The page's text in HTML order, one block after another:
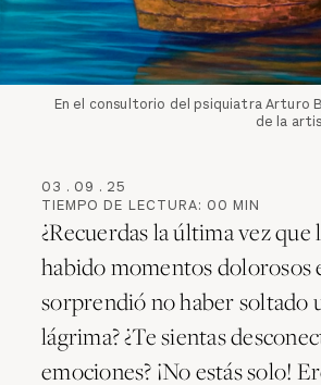
En el consultorio del psiquiatra Arturo
de la
03 . 09 . 25
TIEMPO DE LECTURA: 00 MIN
¿Recuerdas la última vez que
habido momentos dolorosos
sorprendió no haber soltado
lágrima? ¿Te sientas
emociones? ¡No estás solo!